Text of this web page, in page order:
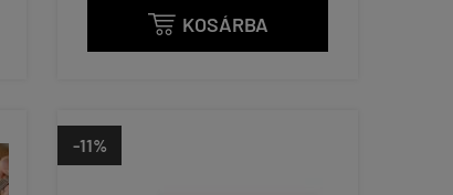
 KOSÁRBA
-11%